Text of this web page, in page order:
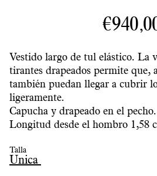
Vestido largo de tul elástico. La
tirantes drapeados permite que,
también puedan llegar a cubrir
ligeramente.
Capucha y drapeado en el
Longitud desde el hombro 1,58
Talla
Unica